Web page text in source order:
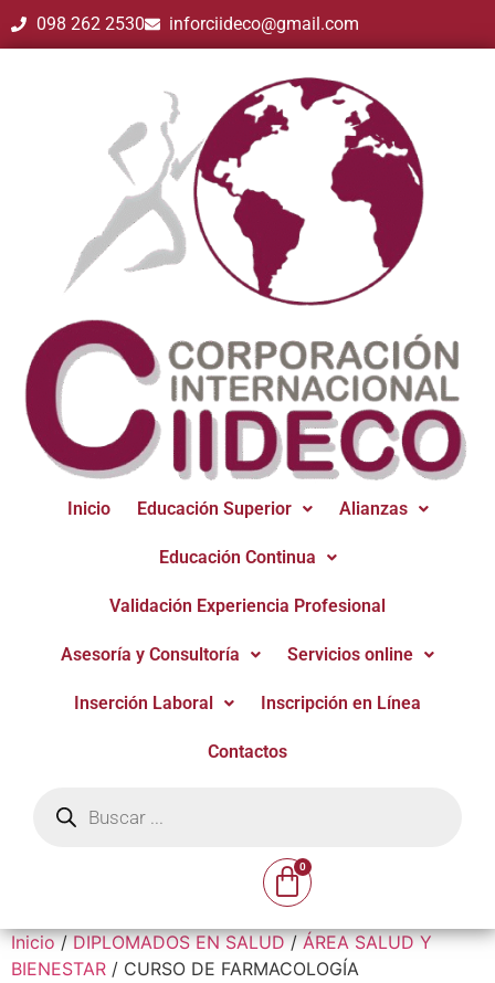
098 262 2530 inforciideco@gmail.com
Inicio Educación Superior Alianzas
Educación Continua
Validación Experiencia Profesional
Asesoría y Consultoría Servicios online
Inserción Laboral Inscripción en Línea
Contactos
Inicio/DIPLOMADOS EN SALUD/ÁREA SALUD Y
BIENESTAR / CURSO DE FARMACOLOGÍA